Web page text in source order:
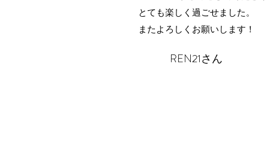
とても楽しく過ごせました。
またよろしくお願いします！
REN21さん